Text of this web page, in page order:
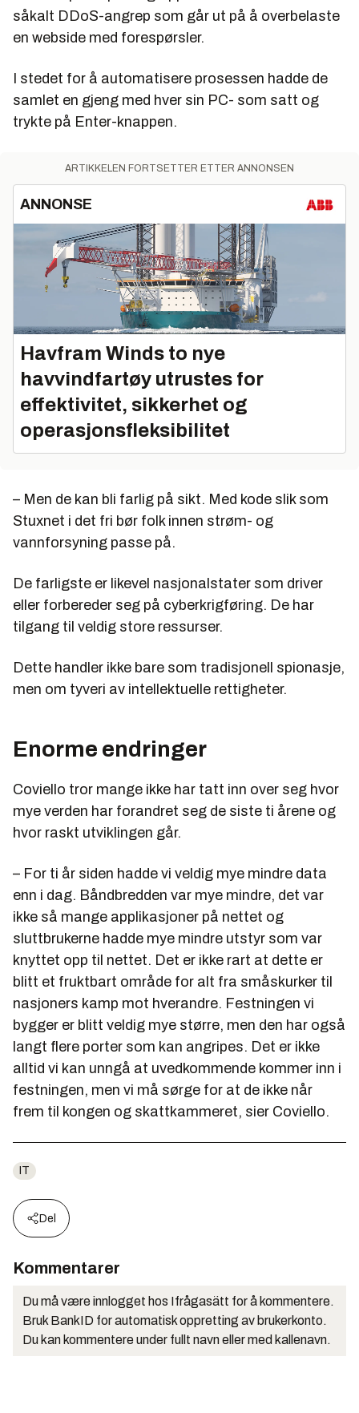
såkalt DDoS-angrep som går ut på å overbelaste
en webside med forespørsler.
I stedet for å automatisere prosessen hadde de
samlet en gjeng med hver sin PC- som satt og
trykte på Enter-knappen.
ARTIKKELEN FORTSETTER ETTER ANNONSEN
ANNONSE
Havfram Winds to nye
havvindfartøy utrustes for
effektivitet, sikkerhet og
operasjonsfleksibilitet
– Men de kan bli farlig på sikt. Med kode slik som
Stuxnet i det fri bør folk innen strøm- og
vannforsyning passe på.
De farligste er likevel nasjonalstater som driver
eller forbereder seg på cyberkrigføring. De har
tilgang til veldig store ressurser.
Dette handler ikke bare som tradisjonell spionasje,
men om tyveri av intellektuelle rettigheter.
Enorme endringer
Coviello tror mange ikke har tatt inn over seg hvor
mye verden har forandret seg de siste ti årene og
hvor raskt utviklingen går.
– For ti år siden hadde vi veldig mye mindre data
enn i dag. Båndbredden var mye mindre, det var
ikke så mange applikasjoner på nettet og
sluttbrukerne hadde mye mindre utstyr som var
knyttet opp til nettet. Det er ikke rart at dette er
blitt et fruktbart område for alt fra småskurker til
nasjoners kamp mot hverandre. Festningen vi
bygger er blitt veldig mye større, men den har også
langt flere porter som kan angripes. Det er ikke
alltid vi kan unngå at uvedkommende kommer inn i
festningen, men vi må sørge for at de ikke når
frem til kongen og skattkammeret, sier Coviello.
IT
Del
Kommentarer
Du må være innlogget hos Ifrågasätt for å kommentere.
Bruk BankID for automatisk oppretting av brukerkonto.
Du kan kommentere under fullt navn eller med kallenavn.